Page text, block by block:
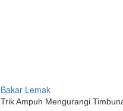
Bakar Lemak
Trik Ampuh Mengurangi